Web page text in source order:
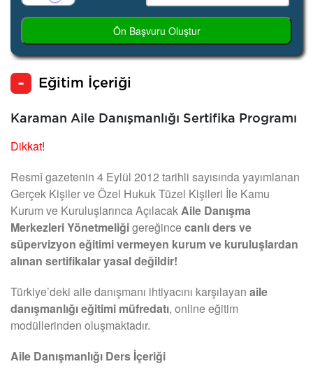
Ön Başvuru Oluştur
Eğitim İçeriği
Karaman Aile Danışmanlığı Sertifika Programı
Dikkat!
Resmî gazetenin 4 Eylül 2012 tarihli sayısında yayımlanan
Gerçek Kişiler ve Özel Hukuk Tüzel Kişileri İle Kamu
Kurum ve Kuruluşlarınca AçılacakAile Danışma
Merkezleri Yönetmeliğigereğincecanlı ders ve
süpervizyon eğitimi vermeyen kurum ve kuruluşlardan
alınan sertifikalar yasal değildir!
Türkiye’deki aile danışmanı ihtiyacını karşılayan aile
danışmanlığı eğitimi müfredatı, online eğitim
modüllerinden oluşmaktadır.
Aile Danışmanlığı Ders İçeriği